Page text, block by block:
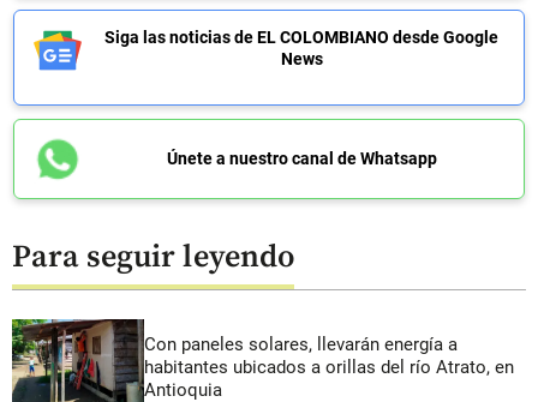
Siga las noticias de EL COLOMBIANO desde Google
News
Únete a nuestro canal de Whatsapp
Para seguir leyendo
Con paneles solares, llevarán energía a
habitantes ubicados a orillas del río Atrato, en
Antioquia